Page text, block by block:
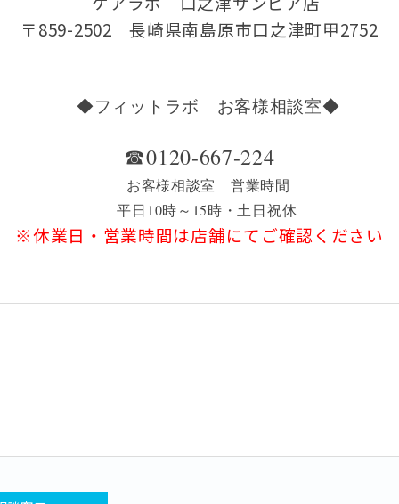
〒859-2502 長崎県南島原市口之津町甲2752
◆フィットラボ お客様相談室◆
☎0120-667-224
お客様相談室 営業時間
平日10時～15時・土日祝休
※休業日・営業時間は店舗にてご確認ください